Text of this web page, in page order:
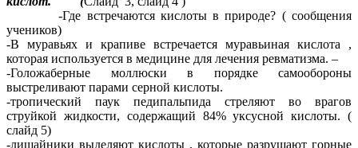
-Где встречаются кислоты в природе? ( сообщения
учеников)
-В муравьях и крапиве встречается муравьиная кислота ,
которая используется в медицине для лечения ревматизма. –
-Голожаберные моллюски в порядке самообороны
выстреливают парами серной кислоты.
-тропический паук педипальпида стреляют во врагов
струйкой жидкости, содержащий 84% уксусной кислоты. (
слайд 5)
-лишайники выделяют кислоты , которые разрушают горные